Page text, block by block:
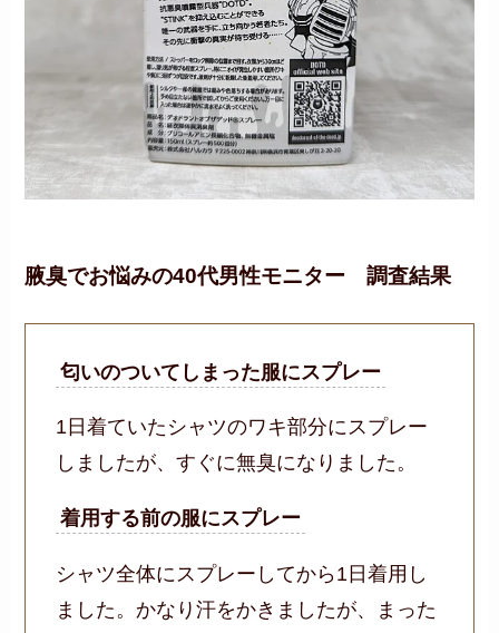
腋臭でお悩みの40代男性モニター 調査結果
匂いのついてしまった服にスプレー
1日着ていたシャツのワキ部分にスプレー
しましたが、すぐに無臭になりました。
着用する前の服にスプレー
シャツ全体にスプレーしてから1日着用し
ました。かなり汗をかきましたが、まった